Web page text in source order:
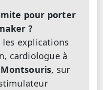
pour porter
?
explications
cardiologue à
, sur